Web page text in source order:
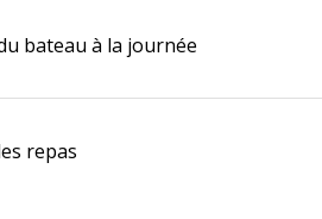
bateau à la journée
repas